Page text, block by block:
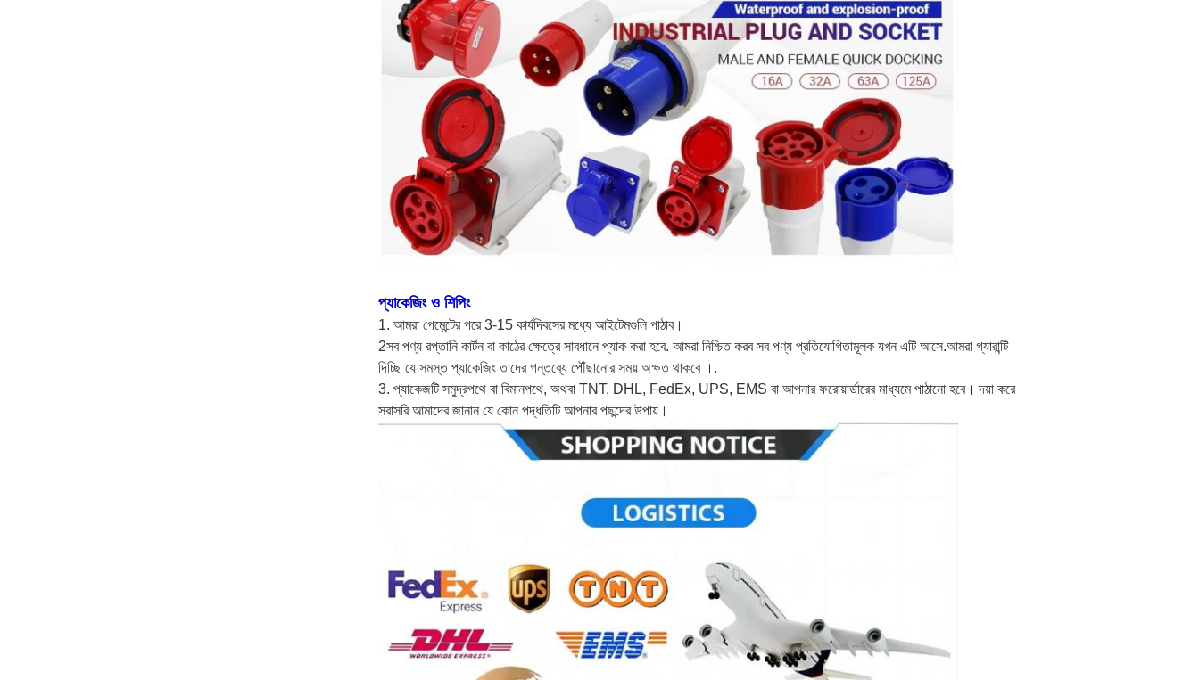
প্যাকেজিং ও শিপিং
1. আমরা পেমেন্টের পরে 3-15 কার্যদিবসের মধ্যে আইটেমগুলি পাঠাব।
2সব পণ্য রপ্তানি কার্টন বা কাঠের ক্ষেত্রে সাবধানে প্যাক করা হবে. আমরা নিশ্চিত করব সব পণ্য প্রতিযোগিতামূলক যখন এটি আসে.আমরা গ্যারান্টি
দিচ্ছি যে সমস্ত প্যাকেজিং তাদের গন্তব্যে পৌঁছানোর সময় অক্ষত থাকবে ।.
3. প্যাকেজটি সমুদ্রপথে বা বিমানপথে, অথবা TNT, DHL, FedEx, UPS, EMS বা আপনার ফরোয়ার্ডারের মাধ্যমে পাঠানো হবে। দয়া করে
সরাসরি আমাদের জানান যে কোন পদ্ধতিটি আপনার পছন্দের উপায়।